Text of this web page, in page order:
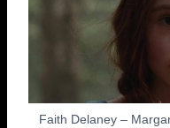
Faith Delaney –